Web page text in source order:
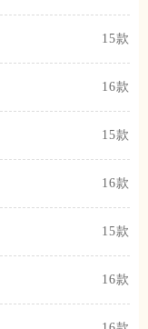
15款
16款
15款
16款
15款
16款